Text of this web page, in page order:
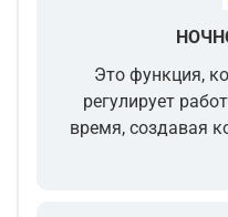
Это функция,
регулирует
время, создавая